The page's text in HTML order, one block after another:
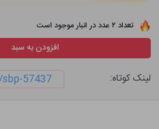
تعداد ۲ عدد در انبار موجود است
افزودن به سبد
لینک کوتاه: 57437